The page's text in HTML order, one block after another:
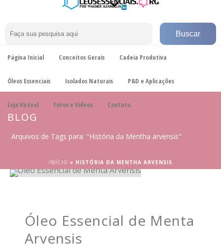
Página Inicial Conceitos Gerais Cadeia Produtiva
Óleos Essenciais Isolados Naturais P&D e Aplicações
Loja Virtual Fotos e Vídeos Contato
BLOG
Arquivos de Tags para: "História da Mentha arvensis"
INÍCIO » HISTÓRIA DA MENTHA ARVENSIS
Óleo Essencial de Menta
Arvensis